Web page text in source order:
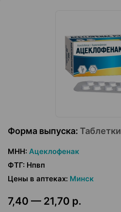
Форма выпуска: Таблетки
МНН: Ацеклофенак
ФТГ: Нпвп
Цены в аптеках: Минск
7,40 — 21,70 р.